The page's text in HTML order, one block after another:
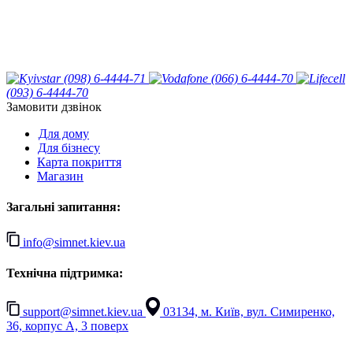
(098) 6-4444-71
(066) 6-4444-70
(093) 6-4444-70
Замовити дзвінок
Для дому
Для бізнесу
Карта покриття
Магазин
Загальні запитання:
info@simnet.kiev.ua
Технічна підтримка:
support@simnet.kiev.ua
03134, м. Київ, вул. Симиренко,
36, корпус А, 3 поверх